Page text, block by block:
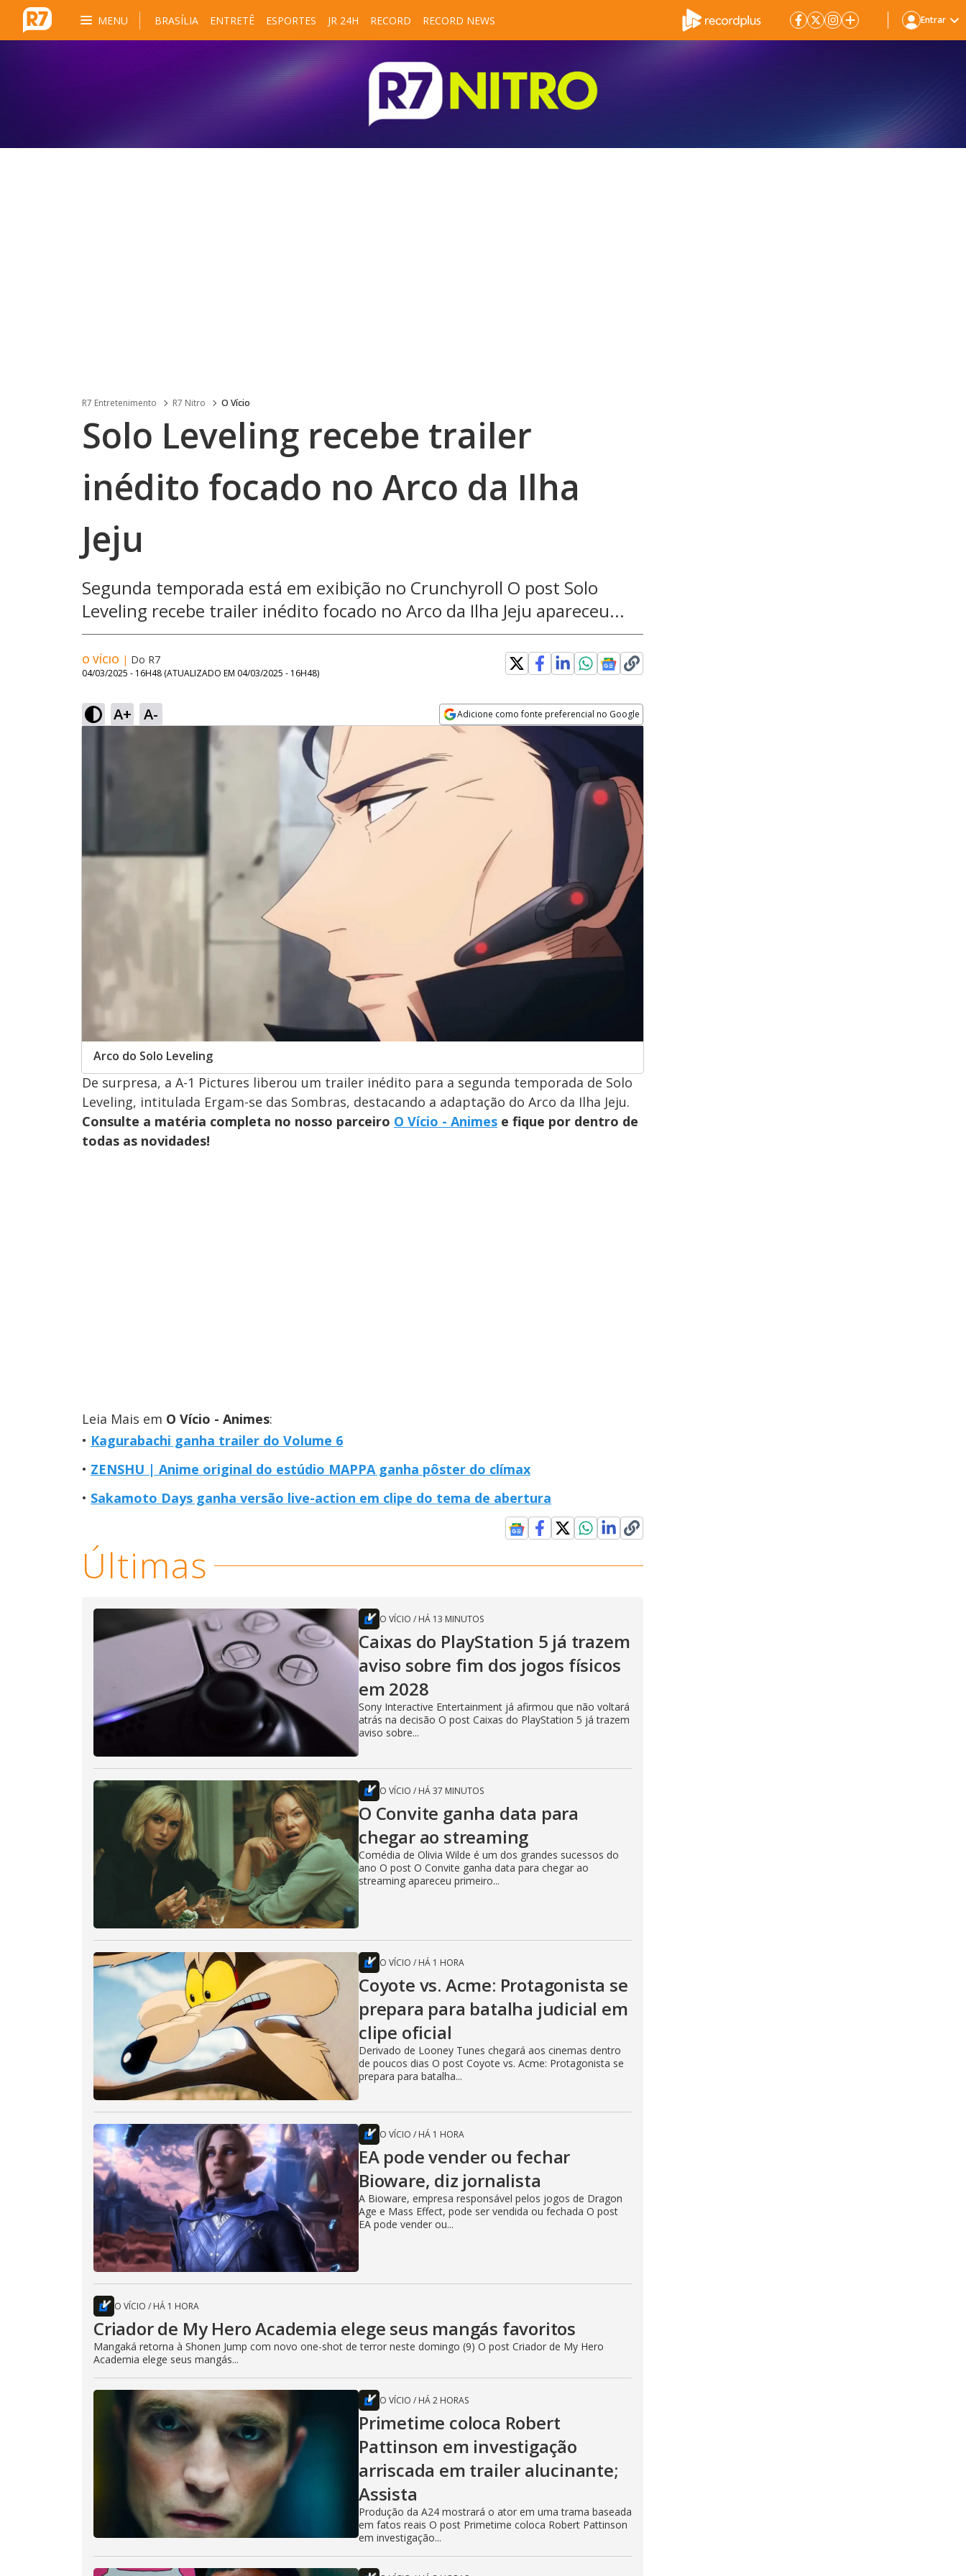
MENU BRASÍLIA ENTRETÊ ESPORTES JR 24H RECORD RECORD NEWS Entrar
R7 Entretenimento R7 Nitro O Vício
Solo Leveling recebe trailer
inédito focado no Arco da Ilha
Jeju
Segunda temporada está em exibição no Crunchyroll O post Solo
Leveling recebe trailer inédito focado no Arco da Ilha Jeju apareceu...
O VÍCIO | Do R7
04/03/2025 - 16H48 (ATUALIZADO EM 04/03/2025 - 16H48)
A+ A- Adicione como fonte preferencial no Google
Opens in new window
Arco do Solo Leveling
De surpresa, a A-1 Pictures liberou um trailer inédito para a segunda temporada de Solo
Leveling, intitulada Ergam-se das Sombras, destacando a adaptação do Arco da Ilha Jeju.
Consulte a matéria completa no nosso parceiro O Vício - Animes e fique por dentro de
todas as novidades!
Leia Mais em O Vício - Animes:
Kagurabachi ganha trailer do Volume 6
ZENSHU | Anime original do estúdio MAPPA ganha pôster do clímax
Sakamoto Days ganha versão live-action em clipe do tema de abertura
Últimas
O VÍCIO / HÁ 13 MINUTOS
Caixas do PlayStation 5 já trazem
aviso sobre fim dos jogos físicos
em 2028
Sony Interactive Entertainment já afirmou que não voltará
atrás na decisão O post Caixas do PlayStation 5 já trazem
aviso sobre...
O VÍCIO / HÁ 37 MINUTOS
O Convite ganha data para
chegar ao streaming
Comédia de Olivia Wilde é um dos grandes sucessos do
ano O post O Convite ganha data para chegar ao
streaming apareceu primeiro...
O VÍCIO / HÁ 1 HORA
Coyote vs. Acme: Protagonista se
prepara para batalha judicial em
clipe oficial
Derivado de Looney Tunes chegará aos cinemas dentro
de poucos dias O post Coyote vs. Acme: Protagonista se
prepara para batalha...
O VÍCIO / HÁ 1 HORA
EA pode vender ou fechar
Bioware, diz jornalista
A Bioware, empresa responsável pelos jogos de Dragon
Age e Mass Effect, pode ser vendida ou fechada O post
EA pode vender ou...
O VÍCIO / HÁ 1 HORA
Criador de My Hero Academia elege seus mangás favoritos
Mangaká retorna à Shonen Jump com novo one-shot de terror neste domingo (9) O post Criador de My Hero
Academia elege seus mangás...
O VÍCIO / HÁ 2 HORAS
Primetime coloca Robert
Pattinson em investigação
arriscada em trailer alucinante;
Assista
Produção da A24 mostrará o ator em uma trama baseada
em fatos reais O post Primetime coloca Robert Pattinson
em investigação...